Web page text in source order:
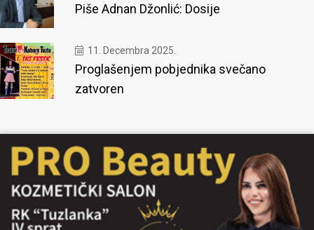
Piše Adnan Džonlić: Dosije
11. Decembra 2025.
Proglašenjem pobjednika svečano
zatvoren